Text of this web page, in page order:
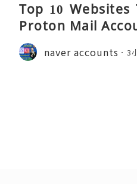
Top 10 Websites
Proton Mail
naver accounts 3